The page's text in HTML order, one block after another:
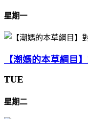
星期一
【潮媽的本草綱目
TUE
星期二